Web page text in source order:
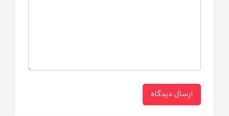
کاربرد
آموزشی و سرگرمی
ارسال دیدگاه